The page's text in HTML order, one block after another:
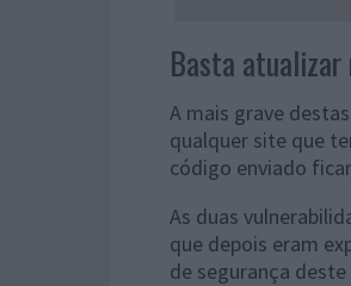
Basta atualizar
A mais grave
qualquer site que
código enviado
As duas
que depois eram
de segurança